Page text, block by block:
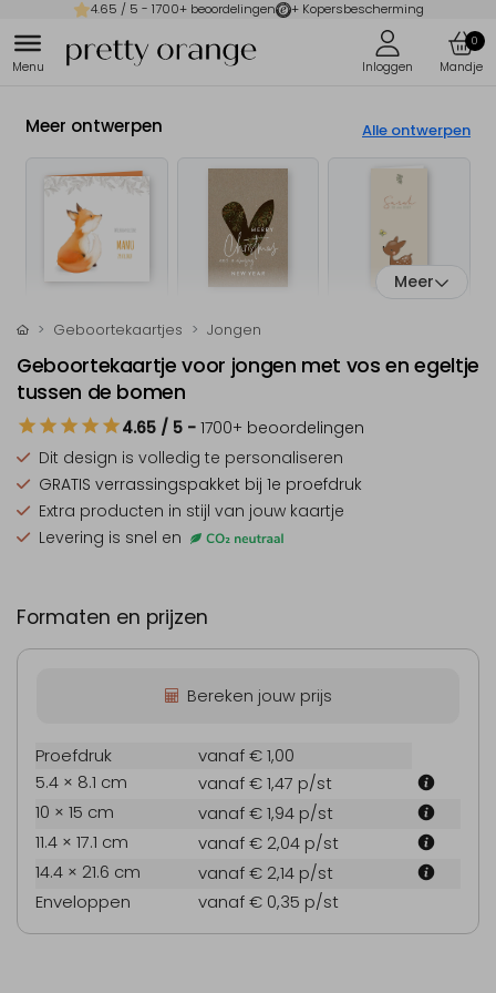
4.65 / 5 - 1700+ beoordelingen + Kopersbescherming
0
Meer ontwerpen Alle ontwerpen
Meer
Geboortekaartjes Jongen
Geboortekaartje voor jongen met vos en egeltje
tussen de bomen
4.65 / 5 - 1700+ beoordelingen
Dit design is volledig te personaliseren
GRATIS verrassingspakket bij 1e proefdruk
Extra producten in stijl van jouw kaartje
Levering is snel en
Formaten en prijzen
Bereken jouw prijs
Proefdruk
vanaf € 1,00
5.4 × 8.1 cm
vanaf € 1,47 p/st
10 × 15 cm
vanaf € 1,94 p/st
11.4 × 17.1 cm
vanaf € 2,04 p/st
14.4 × 21.6 cm
vanaf € 2,14 p/st
Enveloppen
vanaf € 0,35 p/st